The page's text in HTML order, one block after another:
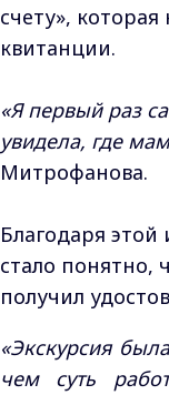
счету»,
квитанции.
«Я первый раз
увидела, где
Митрофанова.
Благодаря
стало
получил
«Экскурсия
чем суть